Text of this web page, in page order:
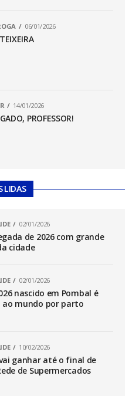
06/01/2026
14/01/2026
PROFESSOR!
LIDAS
02/01/2026
de 2026 com grande
cidade
02/01/2026
nascido em Pombal é
ao mundo por parto
10/02/2026
ganhar até o final de
de Supermercados